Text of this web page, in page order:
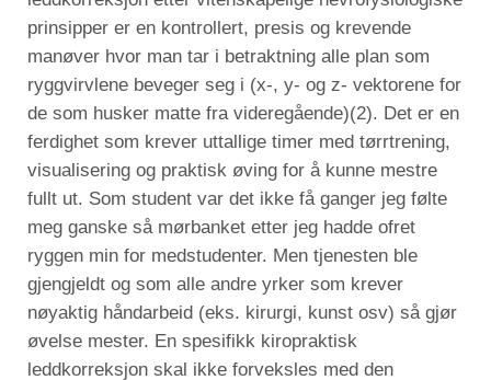
prinsipper er en kontrollert, presis og krevende
manøver hvor man tar i betraktning alle plan som
ryggvirvlene beveger seg i (x-, y- og z- vektorene for
de som husker matte fra videregående)(2). Det er en
ferdighet som krever uttallige timer med tørrtrening,
visualisering og praktisk øving for å kunne mestre
fullt ut. Som student var det ikke få ganger jeg følte
meg ganske så mørbanket etter jeg hadde ofret
ryggen min for medstudenter. Men tjenesten ble
gjengjeldt og som alle andre yrker som krever
nøyaktig håndarbeid (eks. kirurgi, kunst osv) så gjør
øvelse mester. En spesifikk kiropraktisk
leddkorreksjon skal ikke forveksles med den